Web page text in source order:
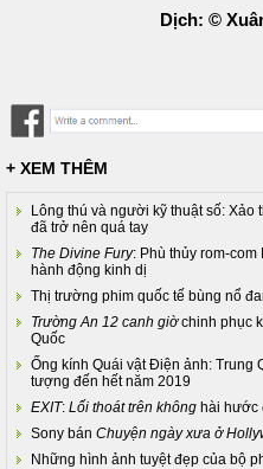
Dịch: ©
+ XEM THÊM
Lông thú và người kỹ thuật số: Xảo
đã trở nên quá tay
The Divine Fury: Phù thủy rom-
hành động kinh dị
Thị trường phim quốc tế bùng nổ
Trường An 12 canh giờchinh phục
Quốc
Ống kính Quái vật Điện ảnh: Trung
tượng đến hết năm 2019
EXIT: Lối thoát trên không hài hước
Sony bán Chuyện ngày xưa ở
Những hình ảnh tuyệt đẹp của bộ